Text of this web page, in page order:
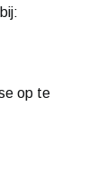
op te